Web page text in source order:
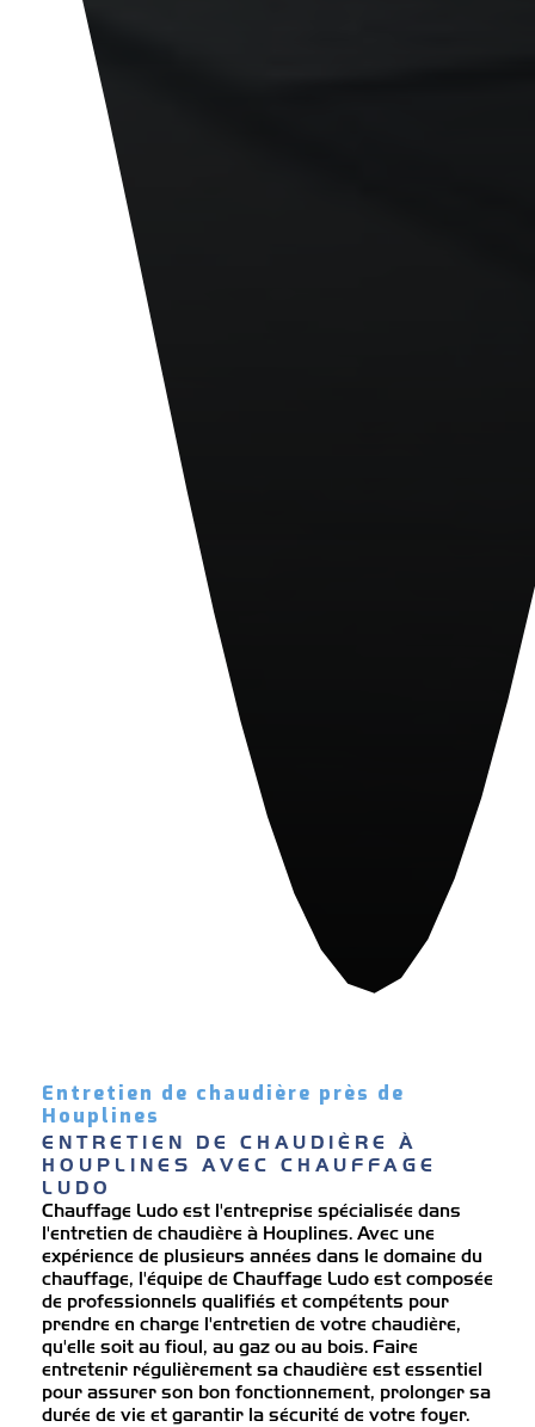
Entretien de chaudière près de
Houplines
ENTRETIEN DE CHAUDIÈRE À
HOUPLINES AVEC CHAUFFAGE
LUDO
Chauffage Ludo est l'entreprise spécialisée dans
l'entretien de chaudière à Houplines. Avec une
expérience de plusieurs années dans le domaine du
chauffage, l'équipe de Chauffage Ludo est composée
de professionnels qualifiés et compétents pour
prendre en charge l'entretien de votre chaudière,
qu'elle soit au fioul, au gaz ou au bois. Faire
entretenir régulièrement sa chaudière est essentiel
pour assurer son bon fonctionnement, prolonger sa
durée de vie et garantir la sécurité de votre foyer.